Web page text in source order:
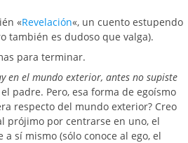
«Revelación«, un cuento estupendo
también es dudoso que valga).
para terminar.
en el mundo exterior, antes no supiste
padre. Pero, esa forma de egoísmo
respecto del mundo exterior? Creo
prójimo por centrarse en uno, el
a sí mismo (sólo conoce al ego, el